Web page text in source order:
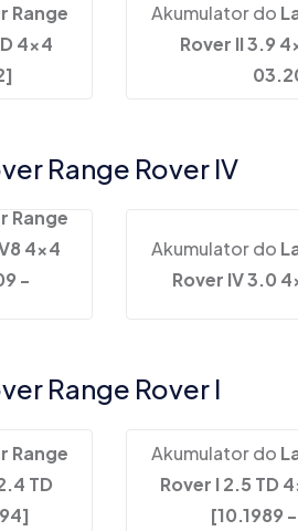
Range
4x4
Akumulator do
Rover II 3.9
Range Rover IV
Range
4x4
-
Akumulator do
Rover IV 3.0
Range Rover I
Range
TD
Akumulator do
Rover I 2.5 TD
[10.1989